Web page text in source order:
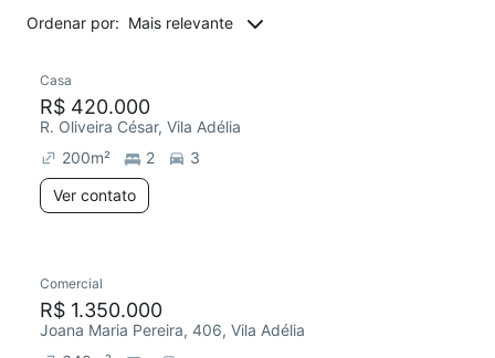
Ordenar por: Mais relevante
Casa
R$ 420.000
R. Oliveira César, Vila Adélia
200m² 2
3
Ver contato
Comercial
R$ 1.350.000
Joana Maria Pereira, 406, Vila Adélia